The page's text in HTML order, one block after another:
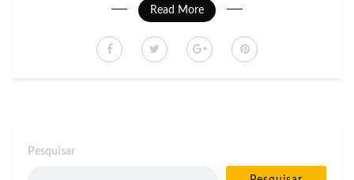
Read More
Pesquisar